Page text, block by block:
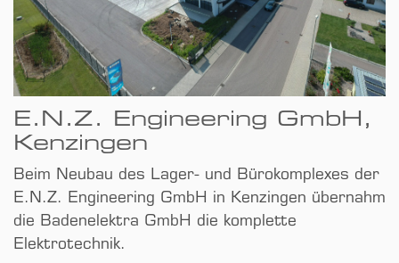
E.N.Z. Engineering GmbH,
Kenzingen
Beim Neubau des Lager- und Bürokomplexes der
E.N.Z. Engineering GmbH in Kenzingen übernahm
die Badenelektra GmbH die komplette
Elektrotechnik.